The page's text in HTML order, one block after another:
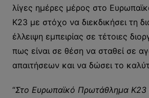
λίγες ημέρες μέρος στο
Κ23 με στόχο να διεκδικήσει τη
έλλειψη εμπειρίας σε τέτοιες
πως είναι σε θέση να σταθεί σε
απαιτήσεων και να δώσει το
“Στο Ευρωπαϊκό Πρωτάθλημα Κ23